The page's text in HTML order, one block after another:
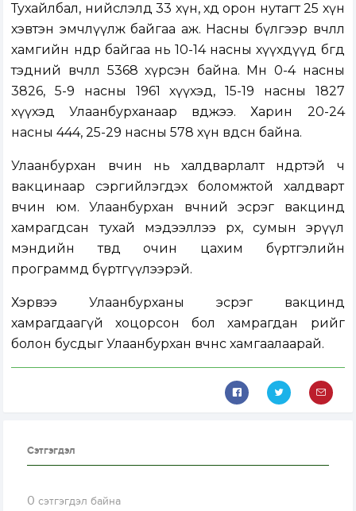
Тухайлбал, нийслэлд 33 хүн, хөдөө орон нутагт 25 хүн
хэвтэн эмчлүүлж байгаа аж. Насны бүлгээр өвчлөл
хамгийн өндөр байгаа нь 10-14 насны хүүхдүүд бөгөөд
тэдний өвчлөл 5368 хүрсэн байна. Мөн 0-4 насны
3826, 5-9 насны 1961 хүүхэд, 15-19 насны 1827
хүүхэд Улаанбурханаар өвджээ. Харин 20-24
насны 444, 25-29 насны 578 хүн өвдсөн байна.
Улаанбурхан өвчин нь халдварлалт өндөртэй ч
вакцинаар сэргийлэгдэх боломжтой халдварт
өвчин юм. Улаанбурхан өвчний эсрэг вакцинд
хамрагдсан тухай мэдээллээ өрх, сумын эрүүл
мэндийн төвдөө очин цахим бүртгэлийн
программд бүртгүүлээрэй.
Хэрвээ Улаанбурханы эсрэг вакцинд
хамрагдаагүй хоцорсон бол хамрагдан өөрийгөө
болон бусдыг Улаанбурхан өвчнөөс хамгаалаарай.
Сэтгэгдэл
0 сэтгэгдэл байна